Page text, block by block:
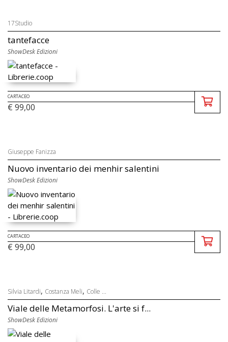
17Studio
tantefacce
ShowDesk Edizioni
CARTACEO
€ 99,00
Giuseppe Fanizza
Nuovo inventario dei menhir salentini
ShowDesk Edizioni
CARTACEO
€ 99,00
Silvia Litardi, Costanza Meli, Colle ...
Viale delle Metamorfosi. L'arte si f...
ShowDesk Edizioni